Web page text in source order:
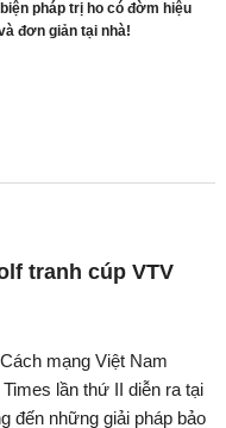
pháp trị ho có đờm hiệu
đơn giản tại nhà!
tranh cúp VTV
mạng Việt Nam
lần thứ II diễn ra tại
đến những giải pháp bảo